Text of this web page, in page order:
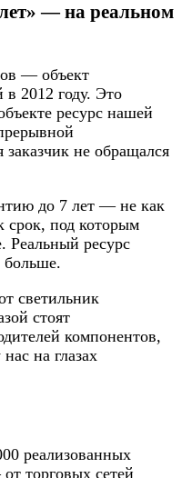
— на реальном
— объект
в 2012 году. Это
ресурс нашей
заказчик не обращался
до 7 лет — не как
срок, под которым
Реальный ресурс
светильник
стоят
компонентов,
на глазах
реализованных
торговых сетей